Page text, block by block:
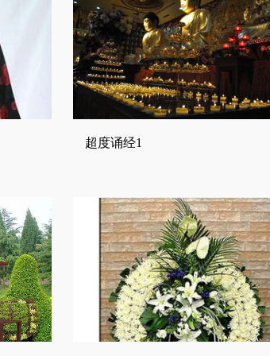
超度诵经1